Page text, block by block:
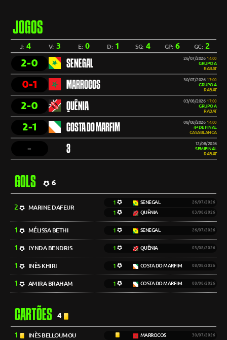
JOGOS
J: 4 V: 3 E:0 D: 1 SG: 4 GP: 6 GC: 2
2-0 SENEGAL 26/07/2026 14:00
GRUPO A
RABAT
0-1 MARROCOS 30/07/2026 17:00
GRUPO A
RABAT
2-0 QUÊNIA 03/08/2026 17:00
GRUPO A
RABAT
2-1 COSTA DO MARFIM 08/08/2026 14:00
4ª DE FINAL
CASABLANCA
- 3
12/08/2026
SEMIFINAL
RABAT
GOLS 6
2 MARINE DAFEUR
1 SENEGAL 26/07/2026
1 QUÊNIA 03/08/2026
1 MÉLISSA BETHI 1 SENEGAL 26/07/2026
1 LYNDA BENDRIS 1 QUÊNIA 03/08/2026
1 INÈS KHIRI 1 COSTA DO MARFIM 08/08/2026
1 AMIRA BRAHAM 1 COSTA DO MARFIM 08/08/2026
CARTÕES 4
1 INÈS BELLOUMOU MARROCOS 30/07/2026